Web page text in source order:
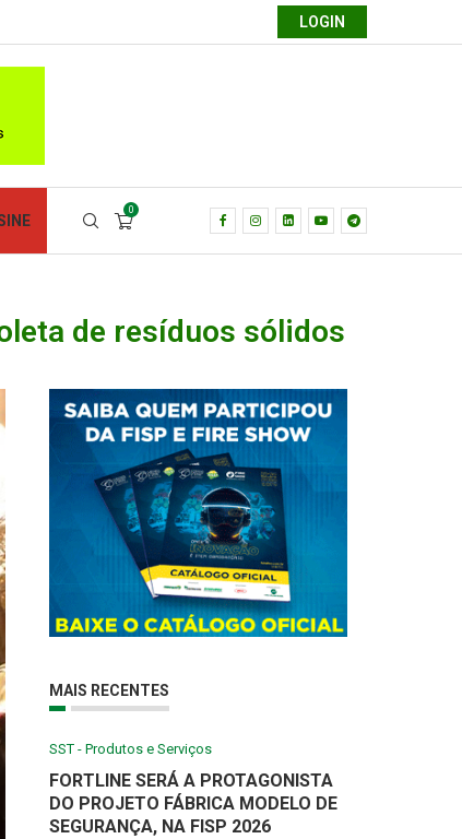
LOGIN
0
de resíduos sólidos
MAIS RECENTES
SST - Produtos e Serviços
FORTLINE SERÁ A PROTAGONISTA
DO PROJETO FÁBRICA MODELO DE
SEGURANÇA, NA FISP 2026